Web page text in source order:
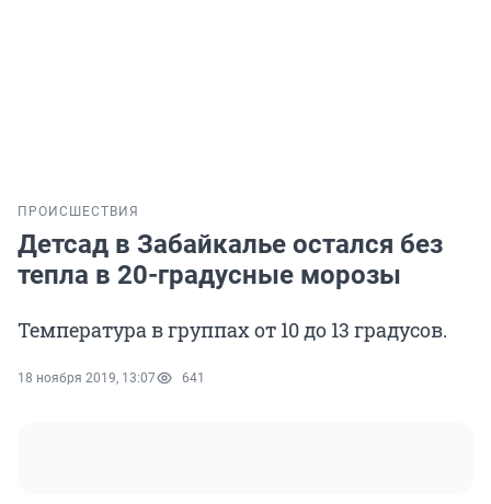
ПРОИСШЕСТВИЯ
Детсад в Забайкалье остался без
тепла в 20-градусные морозы
Температура в группах от 10 до 13 градусов.
18 ноября 2019, 13:07 641